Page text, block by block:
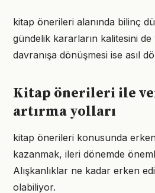
kitap önerileri alanında bilinç
gündelik kararların kalitesini
davranışa dönüşmesi ise asıl
Kitap önerileri ile
artırma yolları
kitap önerileri konusunda
kazanmak, ileri dönemde
Alışkanlıklar ne kadar erken
olabiliyor.